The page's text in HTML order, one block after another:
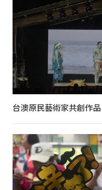
台澳原民藝術家共創作